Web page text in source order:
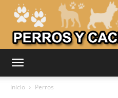
Inicio Perros